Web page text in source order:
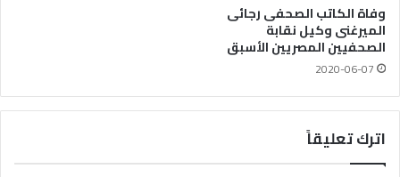
وفاة الكاتب الصحفى رجائى
الميرغنى وكيل نقابة
الصحفيين المصريين الأسبق
2020-06-07
اترك تعليقاً